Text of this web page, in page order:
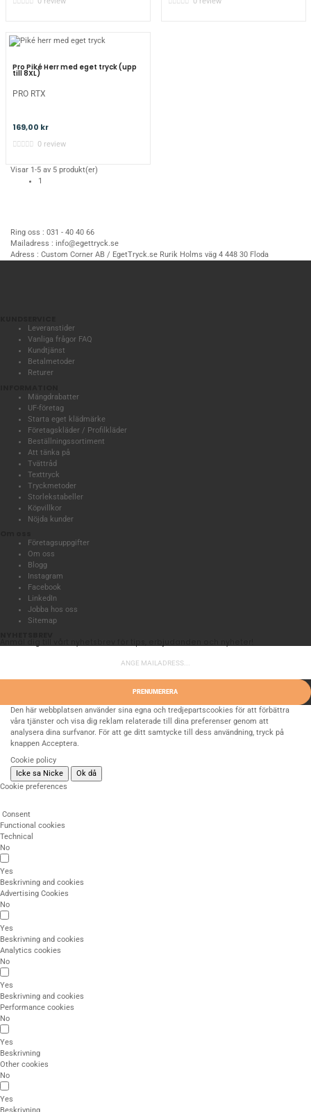
Pro Piké Herr med eget tryck (upp
till 8XL)
PRO RTX
169,00 kr
0 review
Visar 1-5 av 5 produkt(er)
1
Ring oss : 031 - 40 40 66
Mailadress : info@egettryck.se
Adress : Custom Corner AB / EgetTryck.se Rurik Holms väg 4 448 30 Floda
Leveranstider
Vanliga frågor FAQ
Kundtjänst
Betalmetoder
Returer
Mängdrabatter
UF-företag
Starta eget klädmärke
Företagskläder / Profilkläder
Beställningssortiment
Att tänka på
Tvättråd
Texttryck
Tryckmetoder
Storlekstabeller
Köpvillkor
Nöjda kunder
Företagsuppgifter
Om oss
Blogg
Instagram
Facebook
LinkedIn
Jobba hos oss
Sitemap
PRENUMERERA
Den här webbplatsen använder sina egna och tredjepartscookies för att förbättra
våra tjänster och visa dig reklam relaterade till dina preferenser genom att
analysera dina surfvanor. För att ge ditt samtycke till dess användning, tryck på
knappen Acceptera.
Cookie policy
Icke sa Nicke
Ok då
Cookie preferences
Consent
Functional cookies
Technical
No
Yes
Beskrivning and cookies
Advertising Cookies
No
Yes
Beskrivning and cookies
Analytics cookies
No
Yes
Beskrivning and cookies
Performance cookies
No
Yes
Beskrivning
Other cookies
No
Yes